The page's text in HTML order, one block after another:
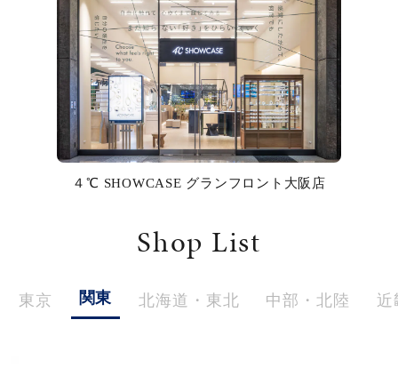
ファッションテイスト
着用シーン
４℃ SHOWCASE グランフロント大阪店
Shop List
東京 関東 北海道・東北 中部・北陸 近